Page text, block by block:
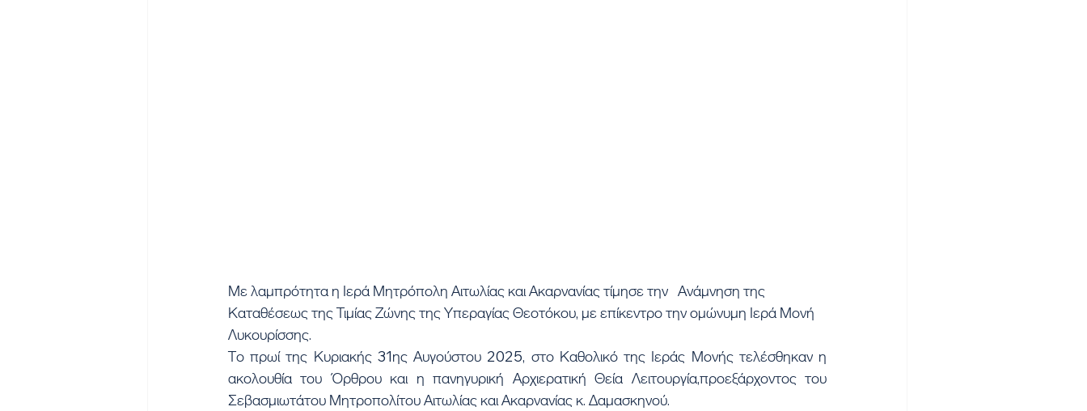
Με λαμπρότητα η Ιερά Μητρόπολη Αιτωλίας και Ακαρνανίας τίμησε την   Ανάμνηση της
Καταθέσεως της Τιμίας Ζώνης της Υπεραγίας Θεοτόκου, με επίκεντρο την ομώνυμη Ιερά Μονή
Λυκουρίσσης.
Το πρωί της Κυριακής 31ης Αυγούστου 2025, στο Καθολικό της Ιεράς Μονής τελέσθηκαν η
ακολουθία του Όρθρου και η πανηγυρική Αρχιερατική Θεία Λειτουργία,προεξάρχοντος του
Σεβασμιωτάτου Μητροπολίτου Αιτωλίας και Ακαρνανίας κ. Δαμασκηνού.